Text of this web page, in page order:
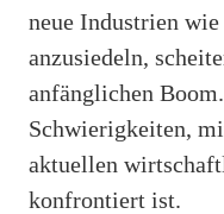
neue Industrien
anzusiedeln,
anfänglichen
Schwierigkeiten,
aktuellen
konfrontiert ist.